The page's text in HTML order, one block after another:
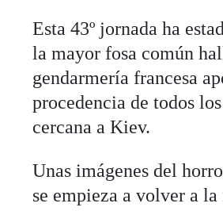
Esta 43º jornada ha
la mayor fosa común
gendarmería francesa
procedencia de todos
cercana a Kiev.
Unas imágenes del
se empieza a volver a